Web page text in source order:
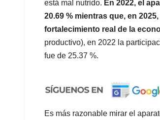
está mal nutrido. En 2022, el
20.69 % mientras que, en
fortalecimiento real de la
productivo), en 2022 la
fue de 25.37 %.
Es más razonable mirar el